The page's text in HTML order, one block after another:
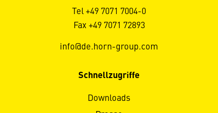
Tel +49 7071 7004-0
Fax +49 7071 72893
info@de.horn-group.com
Schnellzugriffe
Downloads